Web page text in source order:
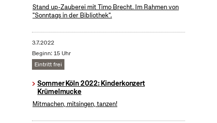
Stand up-Zauberei mit Timo Brecht. Im Rahmen von
"Sonntags in der Bibliothek".
3.7.2022
Beginn: 15 Uhr
Eintritt frei
Sommer Köln 2022: Kinderkonzert
Krümelmucke
Mitmachen, mitsingen, tanzen!